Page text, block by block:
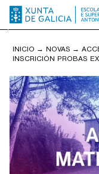
INICIO → NOVAS →
INSCRICIÓN PROBAS